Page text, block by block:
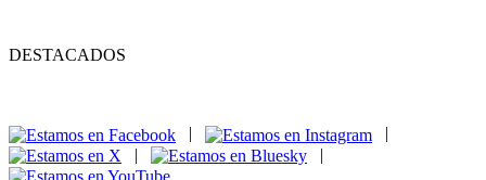
DESTACADOS
|
|